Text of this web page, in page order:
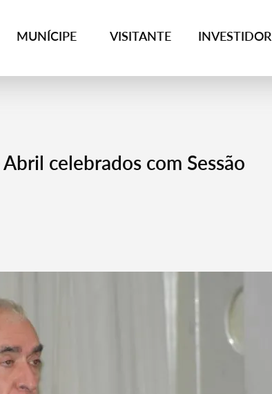
MUNÍCIPE VISITANTE INVESTIDOR
celebrados com Sessão